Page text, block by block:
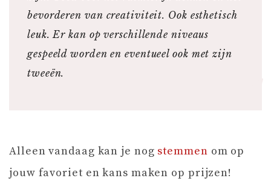
bevorderen van creativiteit. Ook esthetisch
leuk. Er kan op verschillende niveaus
gespeeld worden en eventueel ook met zijn
tweeën.
Alleen vandaag kan je nog stemmen om op
jouw favoriet en kans maken op prijzen!